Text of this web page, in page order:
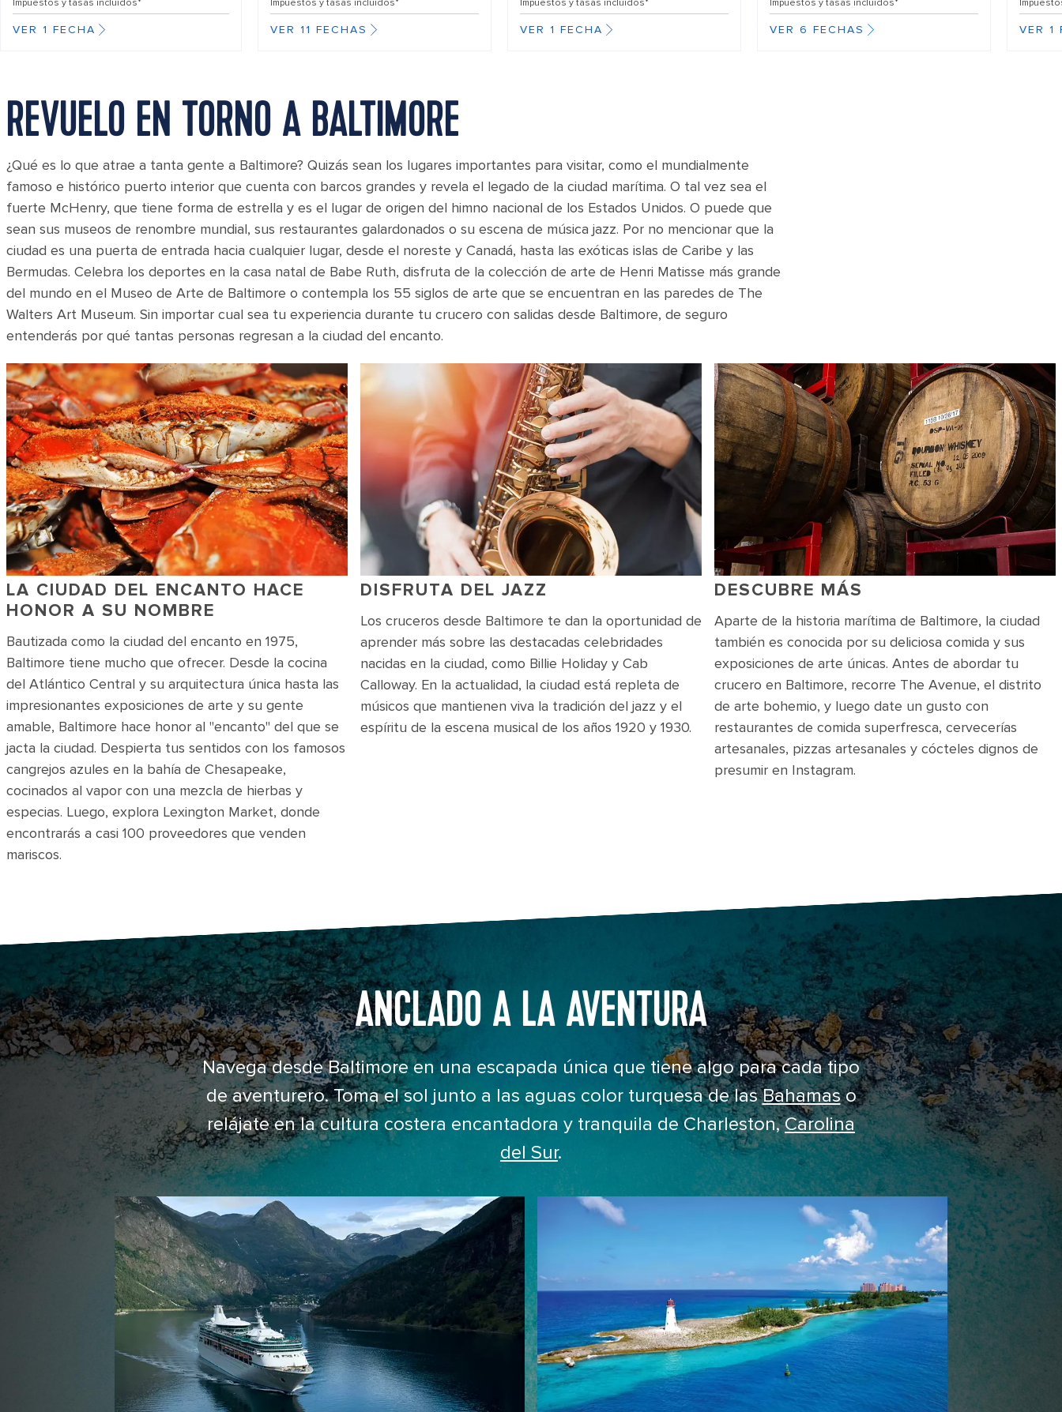
Impuestos y tasas incluidos*
VER 1 FECHA
Impuestos y tasas incluidos*
VER 11 FECHAS
Impuestos y tasas incluidos*
VER 1 FECHA
Impuestos y tasas incluidos*
VER 6 FECHAS VER 1
REVUELO EN TORNO A BALTIMORE
¿Qué es lo que atrae a tanta gente a Baltimore? Quizás sean los lugares importantes para visitar, como el mundialmente
famoso e histórico puerto interior que cuenta con barcos grandes y revela el legado de la ciudad marítima. O tal vez sea el
fuerte McHenry, que tiene forma de estrella y es el lugar de origen del himno nacional de los Estados Unidos. O puede que
sean sus museos de renombre mundial, sus restaurantes galardonados o su escena de música jazz. Por no mencionar que la
ciudad es una puerta de entrada hacia cualquier lugar, desde el noreste y Canadá, hasta las exóticas islas de Caribe y las
Bermudas. Celebra los deportes en la casa natal de Babe Ruth, disfruta de la colección de arte de Henri Matisse más grande
del mundo en el Museo de Arte de Baltimore o contempla los 55 siglos de arte que se encuentran en las paredes de The
Walters Art Museum. Sin importar cual sea tu experiencia durante tu crucero con salidas desde Baltimore, de seguro
entenderás por qué tantas personas regresan a la ciudad del encanto.
LA CIUDAD DEL ENCANTO HACE
HONOR A SU NOMBRE
Bautizada como la ciudad del encanto en 1975,
Baltimore tiene mucho que ofrecer. Desde la cocina
del Atlántico Central y su arquitectura única hasta las
impresionantes exposiciones de arte y su gente
amable, Baltimore hace honor al "encanto" del que se
jacta la ciudad. Despierta tus sentidos con los famosos
cangrejos azules en la bahía de Chesapeake,
cocinados al vapor con una mezcla de hierbas y
especias. Luego, explora Lexington Market, donde
encontrarás a casi 100 proveedores que venden
mariscos.
DISFRUTA DEL JAZZ
Los cruceros desde Baltimore te dan la oportunidad de
aprender más sobre las destacadas celebridades
nacidas en la ciudad, como Billie Holiday y Cab
Calloway. En la actualidad, la ciudad está repleta de
músicos que mantienen viva la tradición del jazz y el
espíritu de la escena musical de los años 1920 y 1930.
DESCUBRE MÁS
Aparte de la historia marítima de Baltimore, la ciudad
también es conocida por su deliciosa comida y sus
exposiciones de arte únicas. Antes de abordar tu
crucero en Baltimore, recorre The Avenue, el distrito
de arte bohemio, y luego date un gusto con
restaurantes de comida superfresca, cervecerías
artesanales, pizzas artesanales y cócteles dignos de
presumir en Instagram.
ANCLADO A LA AVENTURA
Navega desde Baltimore en una escapada única que tiene algo para cada tipo
de aventurero. Toma el sol junto a las aguas color turquesa de lasBahamaso
relájate en la cultura costera encantadora y tranquila de Charleston,Carolina
del Sur.